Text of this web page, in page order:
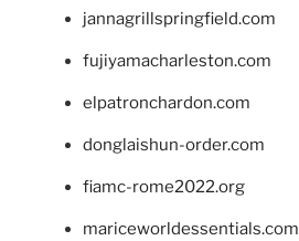
jannagrillspringfield.com
fujiyamacharleston.com
elpatronchardon.com
donglaishun-order.com
fiamc-rome2022.org
mariceworldessentials.com